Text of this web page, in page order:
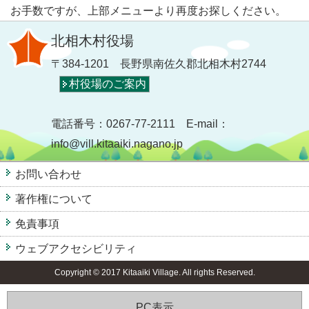
お手数ですが、上部メニューより再度お探しください。
北相木村役場
〒384-1201 長野県南佐久郡北相木村2744
村役場のご案内
電話番号：0267-77-2111 E-mail：
info@vill.kitaaiki.nagano.jp
お問い合わせ
著作権について
免責事項
ウェブアクセシビリティ
Copyright © 2017 Kitaaiki Village. All rights Reserved.